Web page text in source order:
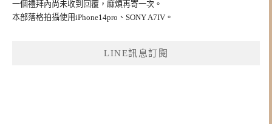
一個禮拜內尚未收到回覆，麻煩再寄一次。
本部落格拍攝使用iPhone14pro、SONY A7IV。
LINE訊息訂閱